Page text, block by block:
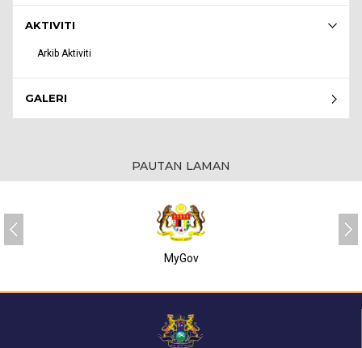
AKTIVITI
Arkib Aktiviti
GALERI
PAUTAN LAMAN
MyGov